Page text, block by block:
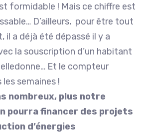
formidable ! Mais ce chiffre est
D’ailleurs, pour être tout
il a déjà été dépassé il y a
la souscription d’un habitant
Et le compteur
semaines !
nombreux, plus notre
pourra financer des projets
d’énergies